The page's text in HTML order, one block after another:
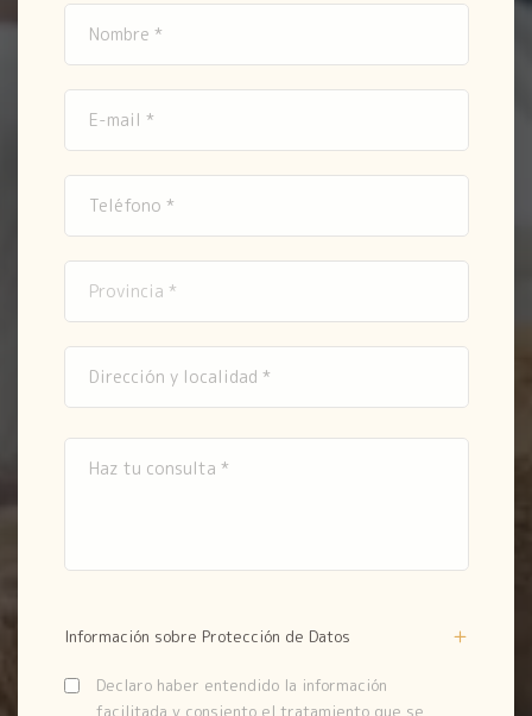
Información sobre Protección de Datos
Declaro haber entendido la información
facilitada y consiento el tratamiento que se